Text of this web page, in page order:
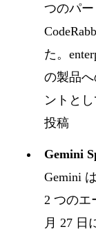
つのパー
た。
の製品
ントとし
投稿
Gemini
Gemini
2 つのエ
月 27 日